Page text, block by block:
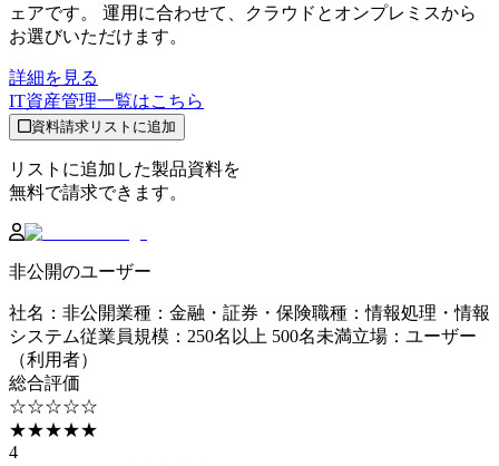
ェアです。 運用に合わせて、クラウドとオンプレミスから
お選びいただけます。
詳細を見る
IT資産管理一覧はこちら
資料請求リストに追加
リストに追加した製品資料を
無料で請求できます。
非公開のユーザー
社名 ： 非公開業種 ： 金融・証券・保険職種 ：情報処理・情報
システム従業員規模 ： 250名以上 500名未満立場 ： ユーザー
（利用者）
総合評価
☆☆☆☆☆
★★★★★
4